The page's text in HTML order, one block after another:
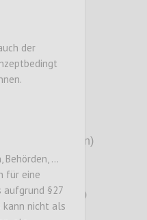
Krems)
Wien)
Wien)
Wien)
Wien)
der
Behörden, ...
für eine
aufgrund §27
kann nicht als